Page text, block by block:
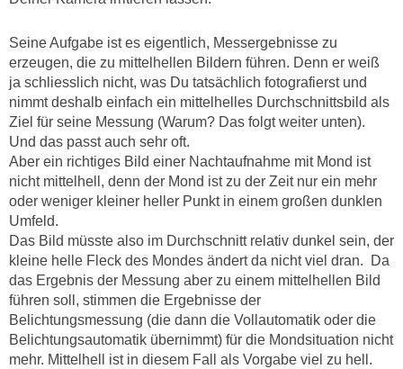
Seine Aufgabe ist es eigentlich, Messergebnisse zu
erzeugen, die zu mittelhellen Bildern führen. Denn er weiß
ja schliesslich nicht, was Du tatsächlich fotografierst und
nimmt deshalb einfach ein mittelhelles Durchschnittsbild als
Ziel für seine Messung (Warum? Das folgt weiter unten).
Und das passt auch sehr oft.
Aber ein richtiges Bild einer Nachtaufnahme mit Mond ist
nicht mittelhell, denn der Mond ist zu der Zeit nur ein mehr
oder weniger kleiner heller Punkt in einem großen dunklen
Umfeld.
Das Bild müsste also im Durchschnitt relativ dunkel sein, der
kleine helle Fleck des Mondes ändert da nicht viel dran. Da
das Ergebnis der Messung aber zu einem mittelhellen Bild
führen soll, stimmen die Ergebnisse der
Belichtungsmessung (die dann die Vollautomatik oder die
Belichtungsautomatik übernimmt) für die Mondsituation nicht
mehr. Mittelhell ist in diesem Fall als Vorgabe viel zu hell.